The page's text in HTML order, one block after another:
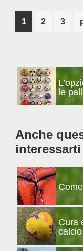
Pagina
1 Pagina
2 3
Barra
laterale
primaria
le
Anche
interessarti
Cura
calcio